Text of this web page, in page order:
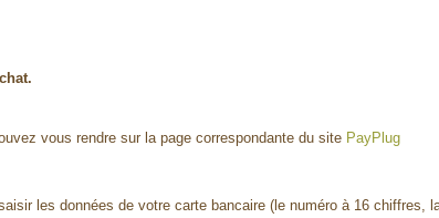
vous rendre sur la page correspondante du site PayPlug
les données de votre carte bancaire (le numéro à 16 chiffres,